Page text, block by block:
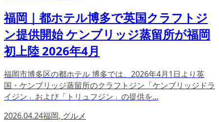
福岡｜都ホテル博多で英国クラフトジ
ン提供開始 ケンブリッジ蒸留所が福岡
初上陸 2026年4月
福岡市博多区の都ホテル 博多では、2026年4月1日より英
国・ケンブリッジ蒸留所のクラフトジン「ケンブリッジドラ
イジン」および「トリュフジン」の提供を...
2026.04.24福岡, グルメ